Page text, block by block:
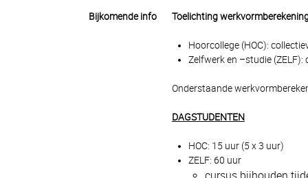
Bijkomende info Toelichting
Hoorcollege (HOC):
Zelfwerk en –studie
Onderstaande
DAGSTUDENTEN
HOC: 15 uur (5 x 3 uur)
ZELF: 60 uur